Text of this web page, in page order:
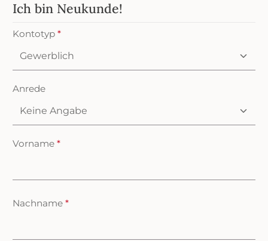
Ich bin Neukunde!
Persönliche Informationen
Kontotyp *
Anrede
Vorname *
Nachname *